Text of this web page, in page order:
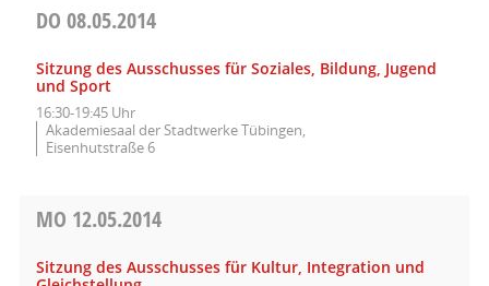
DO 08.05.2014
Sitzung des Ausschusses für Soziales, Bildung, Jugend
und Sport
16:30-19:45 Uhr
Akademiesaal der Stadtwerke Tübingen,
Eisenhutstraße 6
MO 12.05.2014
Sitzung des Ausschusses für Kultur, Integration und